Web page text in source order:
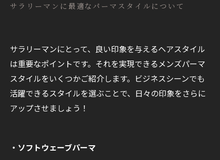
サラリーマンに最適なパーマスタイルについて
サラリーマンにとって、良い印象を与えるヘアスタイル
は重要なポイントです。それを実現できるメンズパーマ
スタイルをいくつかご紹介します。ビジネスシーンでも
活躍できるスタイルを選ぶことで、日々の印象をさらに
アップさせましょう！
・ソフトウェーブパーマ